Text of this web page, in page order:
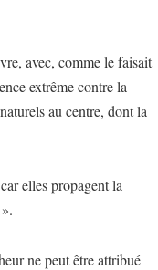
avec, comme le faisait
extrême contre la
au centre, dont la
elles propagent la
ne peut être attribué